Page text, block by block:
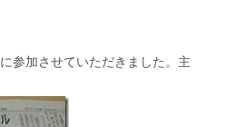
参加させていただきました。主